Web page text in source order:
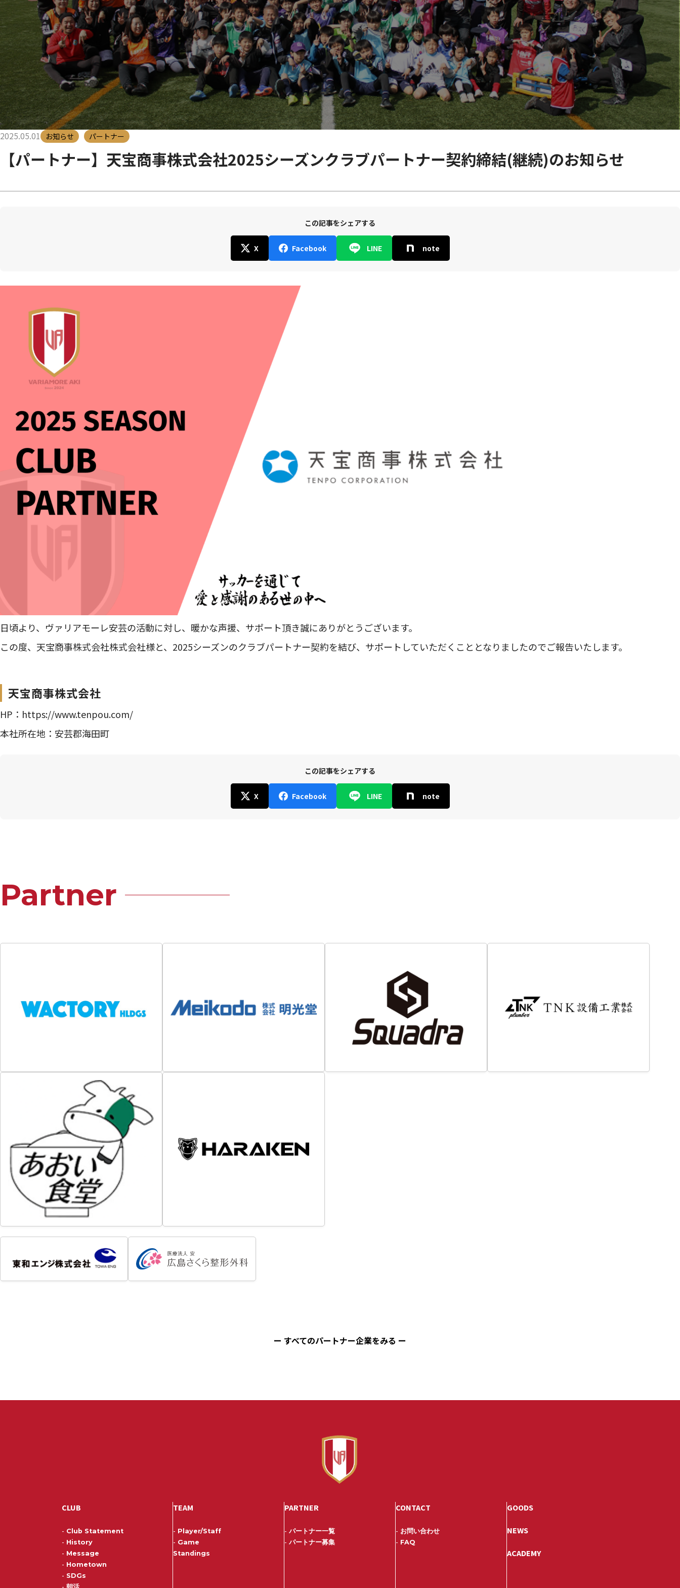
2025.05.01 お知らせ パートナー
【パートナー】天宝商事株式会社2025シーズンクラブパートナー契約締結(継続)のお知らせ
この記事をシェアする
X Facebook LINE note
日頃より、ヴァリアモーレ安芸の活動に対し、暖かな声援、サポート頂き誠にありがとうございます。
この度、天宝商事株式会社株式会社様と、2025シーズンのクラブパートナー契約を結び、サポートしていただくこととなりましたのでご報告いたします。
天宝商事株式会社
HP： https://www.tenpou.com/
本社所在地：安芸郡海田町
この記事をシェアする
X Facebook LINE note
Partner
ー すべてのパートナー企業をみる ー
CLUB
- Club Statement
- History
- Message
- Hometown
- SDGs
TEAM
- Player/Staff
- Game
Standings
PARTNER
- パートナー一覧
- パートナー募集
CONTACT
- お問い合わせ
- FAQ
GOODS
NEWS
ACADEMY